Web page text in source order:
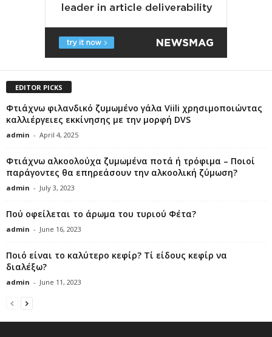
EDITOR PICKS
Φτιάχνω φιλανδικό ζυμωμένο γάλα Viili χρησιμοποιώντας
καλλιέργειες εκκίνησης με την μορφή DVS
admin - April 4, 2025
Φτιάχνω αλκοολούχα ζυμωμένα ποτά ή τρόφιμα – Ποιοί
παράγοντες θα επηρεάσουν την αλκοολική ζύμωση?
admin - July 3, 2023
Πού οφείλεται το άρωμα του τυριού Φέτα?
admin - June 16, 2023
Ποιό είναι το καλύτερο κεφίρ? Τί είδους κεφίρ να
διαλέξω?
admin - June 11, 2023